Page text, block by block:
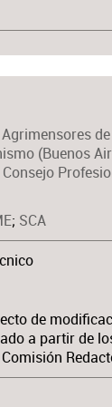
(Buenos
Consejo
; SCA
de
a partir de